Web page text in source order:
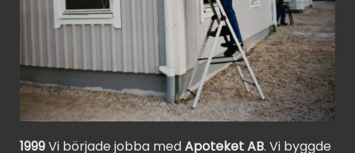
1999Vi började jobba medApoteket AB. Vi byggde